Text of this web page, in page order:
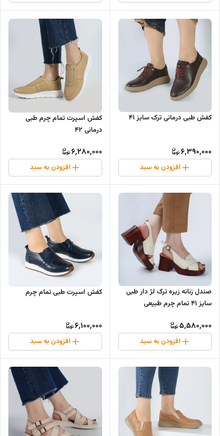
کفش طبی درمانی ترک سایز ۴۱
6,390,000
افزودن به سبد
کفش اسپرت تمام چرم طبی
درمانی ۴۲
6,280,000
افزودن به سبد
صندل زنانه زیره ترک لژ دار طبی
سایز ۴۱ تمام چرم طبیعی
5,580,000
افزودن به سبد
کفش اسپرت طبی تمام چرم
6,100,000
افزودن به سبد